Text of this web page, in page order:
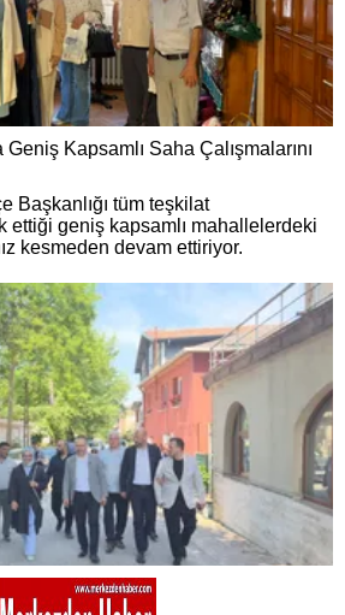
Kapsamlı Saha Çalışmalarını
Başkanlığı tüm teşkilat
ettiği geniş kapsamlı mahallelerdeki
kesmeden devam ettiriyor.